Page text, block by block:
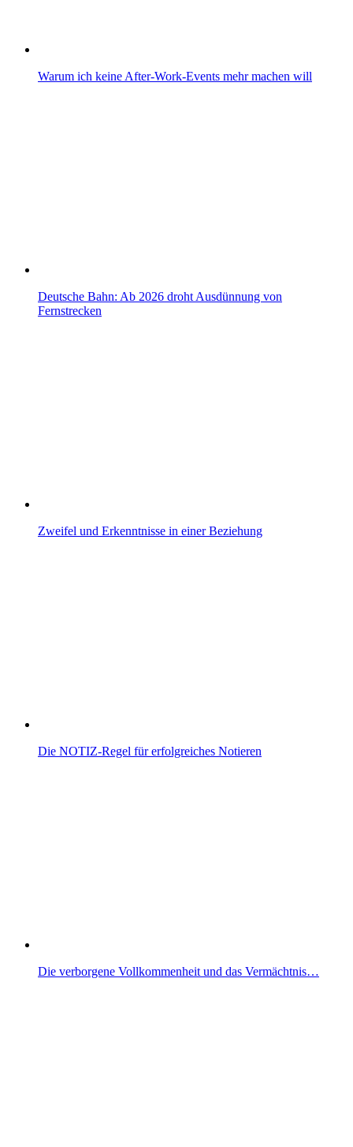
Warum ich keine After-Work-Events mehr machen will
Deutsche Bahn: Ab 2026 droht Ausdünnung von
Fernstrecken
Zweifel und Erkenntnisse in einer Beziehung
Die NOTIZ-Regel für erfolgreiches Notieren
Die verborgene Vollkommenheit und das Vermächtnis…